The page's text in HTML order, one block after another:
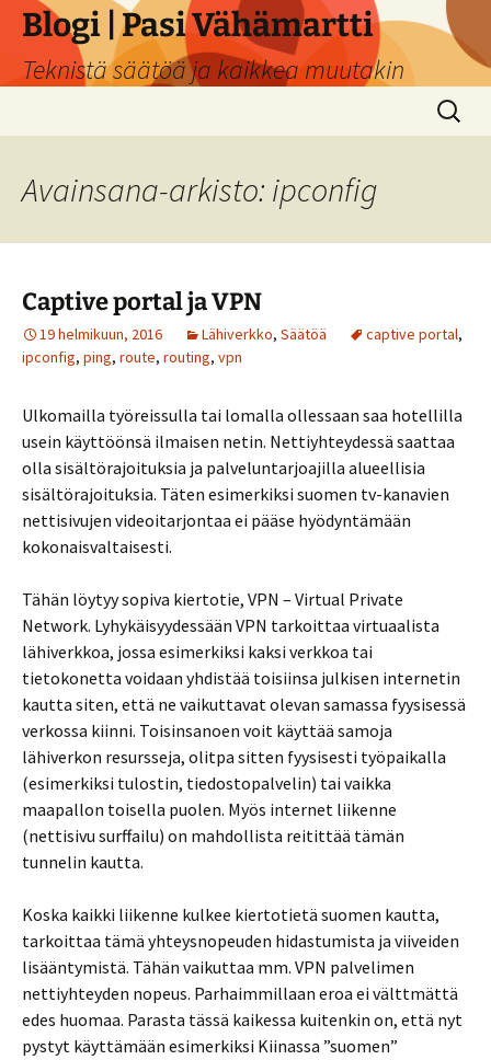
Siirry
sisältöön
Blogi | Pasi Vähämartti
Teknistä säätöä ja kaikkea muutakin
Haku:
Avainsana-arkisto: ipconfig
Captive portal ja VPN
19 helmikuun, 2016 Lähiverkko, Säätöä captive portal,
ipconfig, ping, route, routing, vpn
Ulkomailla työreissulla tai lomalla ollessaan saa hotellilla
usein käyttöönsä ilmaisen netin. Nettiyhteydessä saattaa
olla sisältörajoituksia ja palveluntarjoajilla alueellisia
sisältörajoituksia. Täten esimerkiksi suomen tv-kanavien
nettisivujen videoitarjontaa ei pääse hyödyntämään
kokonaisvaltaisesti.
Tähän löytyy sopiva kiertotie, VPN – Virtual Private
Network. Lyhykäisyydessään VPN tarkoittaa virtuaalista
lähiverkkoa, jossa esimerkiksi kaksi verkkoa tai
tietokonetta voidaan yhdistää toisiinsa julkisen internetin
kautta siten, että ne vaikuttavat olevan samassa fyysisessä
verkossa kiinni. Toisinsanoen voit käyttää samoja
lähiverkon resursseja, olitpa sitten fyysisesti työpaikalla
(esimerkiksi tulostin, tiedostopalvelin) tai vaikka
maapallon toisella puolen. Myös internet liikenne
(nettisivu surffailu) on mahdollista reitittää tämän
tunnelin kautta.
Koska kaikki liikenne kulkee kiertotietä suomen kautta,
tarkoittaa tämä yhteysnopeuden hidastumista ja viiveiden
lisääntymistä. Tähän vaikuttaa mm. VPN palvelimen
nettiyhteyden nopeus. Parhaimmillaan eroa ei välttmättä
edes huomaa. Parasta tässä kaikessa kuitenkin on, että nyt
pystyt käyttämään esimerkiksi Kiinassa ”suomen”